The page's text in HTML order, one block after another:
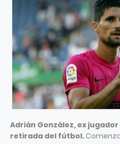
Adrián González, ex
retirada del fútbol.